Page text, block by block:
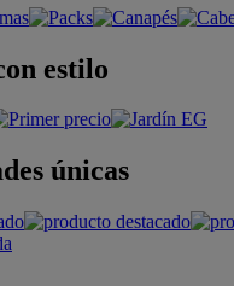
estilo
únicas